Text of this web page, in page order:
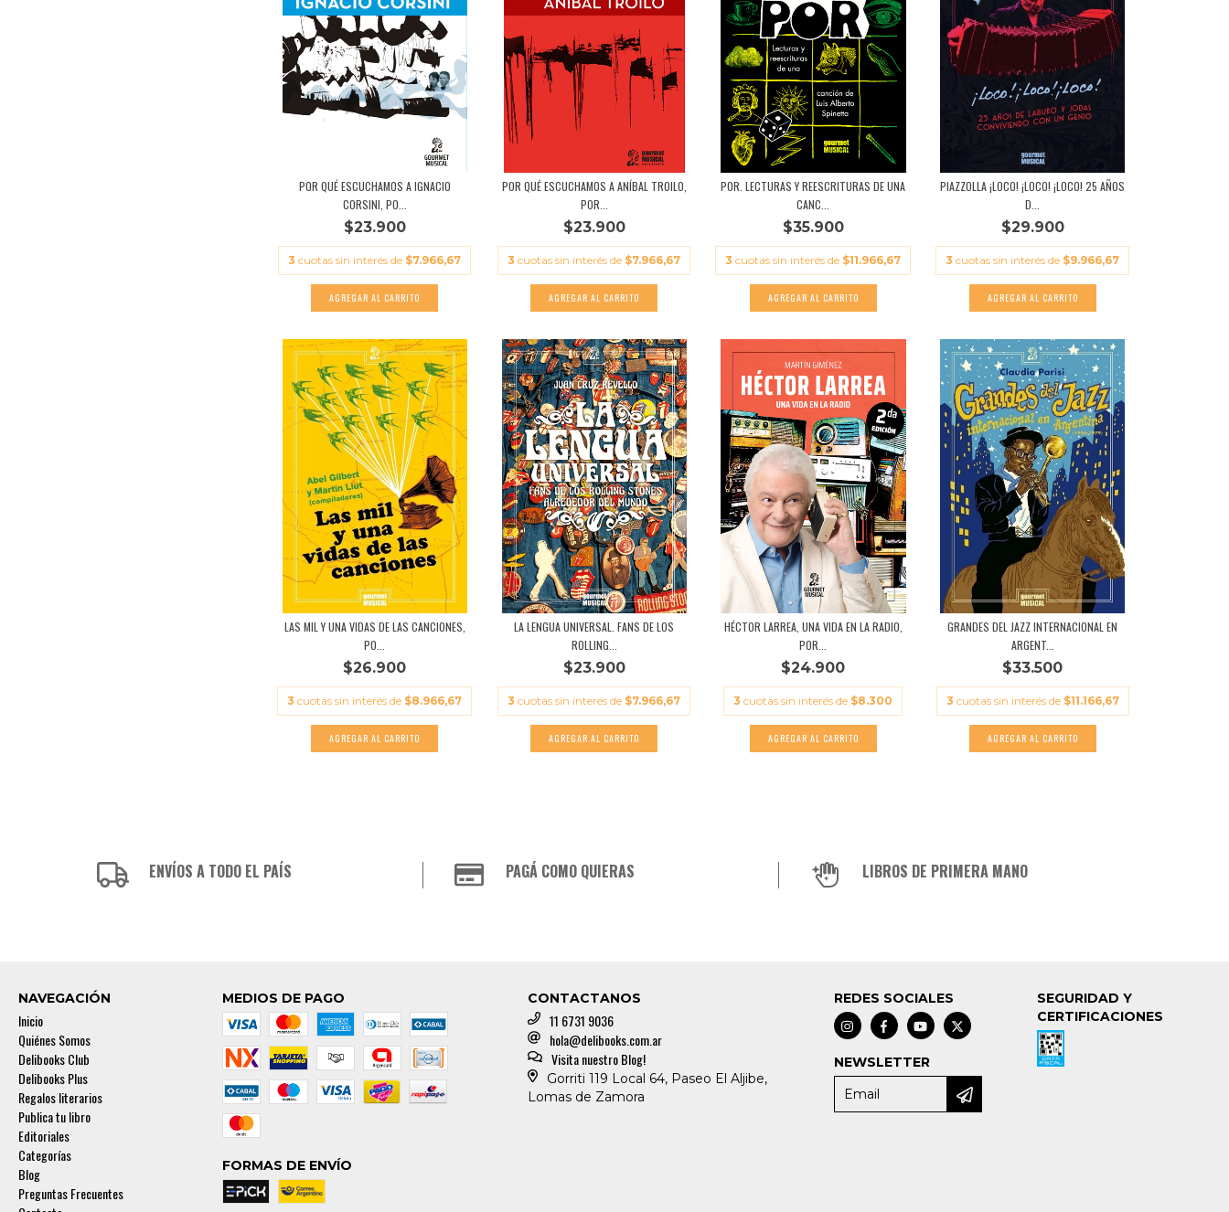
POR QUÉ ESCUCHAMOS A IGNACIO
CORSINI, PO...
$23.900
3 cuotas sin interés de $7.966,67
POR QUÉ ESCUCHAMOS A ANÍBAL TROILO,
POR...
$23.900
3 cuotas sin interés de $7.966,67
POR. LECTURAS Y REESCRITURAS DE UNA
CANC...
$35.900
3 cuotas sin interés de $11.966,67
PIAZZOLLA ¡LOCO! ¡LOCO! ¡LOCO! 25 AÑOS
D...
$29.900
3 cuotas sin interés de $9.966,67
LAS MIL Y UNA VIDAS DE LAS CANCIONES,
PO...
$26.900
3 cuotas sin interés de $8.966,67
LA LENGUA UNIVERSAL. FANS DE LOS
ROLLING...
$23.900
3 cuotas sin interés de $7.966,67
HÉCTOR LARREA, UNA VIDA EN LA RADIO,
POR...
$24.900
3 cuotas sin interés de $8.300
GRANDES DEL JAZZ INTERNACIONAL EN
ARGENT...
$33.500
3 cuotas sin interés de $11.166,67
ENVÍOS A TODO EL PAÍS PAGÁ COMO QUIERAS LIBROS DE PRIMERA MANO
NAVEGACIÓN
Inicio
Quiénes Somos
Delibooks Club
Delibooks Plus
Regalos literarios
Publica tu libro
Editoriales
Categorías
Blog
Preguntas Frecuentes
MEDIOS DE PAGO
FORMAS DE ENVÍO
CONTACTANOS
11 6731 9036
hola@delibooks.com.ar
Visita nuestro Blog!
Gorriti 119 Local 64, Paseo El Aljibe,
Lomas de Zamora
REDES SOCIALES
NEWSLETTER
SEGURIDAD Y
CERTIFICACIONES